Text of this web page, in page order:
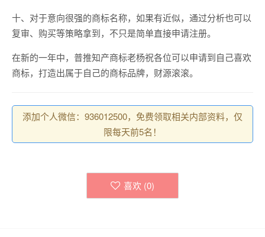
十、对于意向很强的商标名称，如果有近似，通过分析也可以
复审、购买等策略拿到，不只是简单直接申请注册。
在新的一年中，普推知产商标老杨祝各位可以申请到自己喜欢
商标，打造出属于自己的商标品牌，财源滚滚。
添加个人微信：936012500，免费领取相关内部资料，仅
限每天前5名！
喜欢 (0)